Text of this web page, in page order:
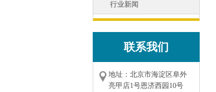
行业新闻
联系我们
地址：北京市海淀区阜外
亮甲店1号恩济西园10号